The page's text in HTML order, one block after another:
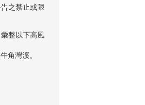
之禁止或限
整以下高風
角灣溪。